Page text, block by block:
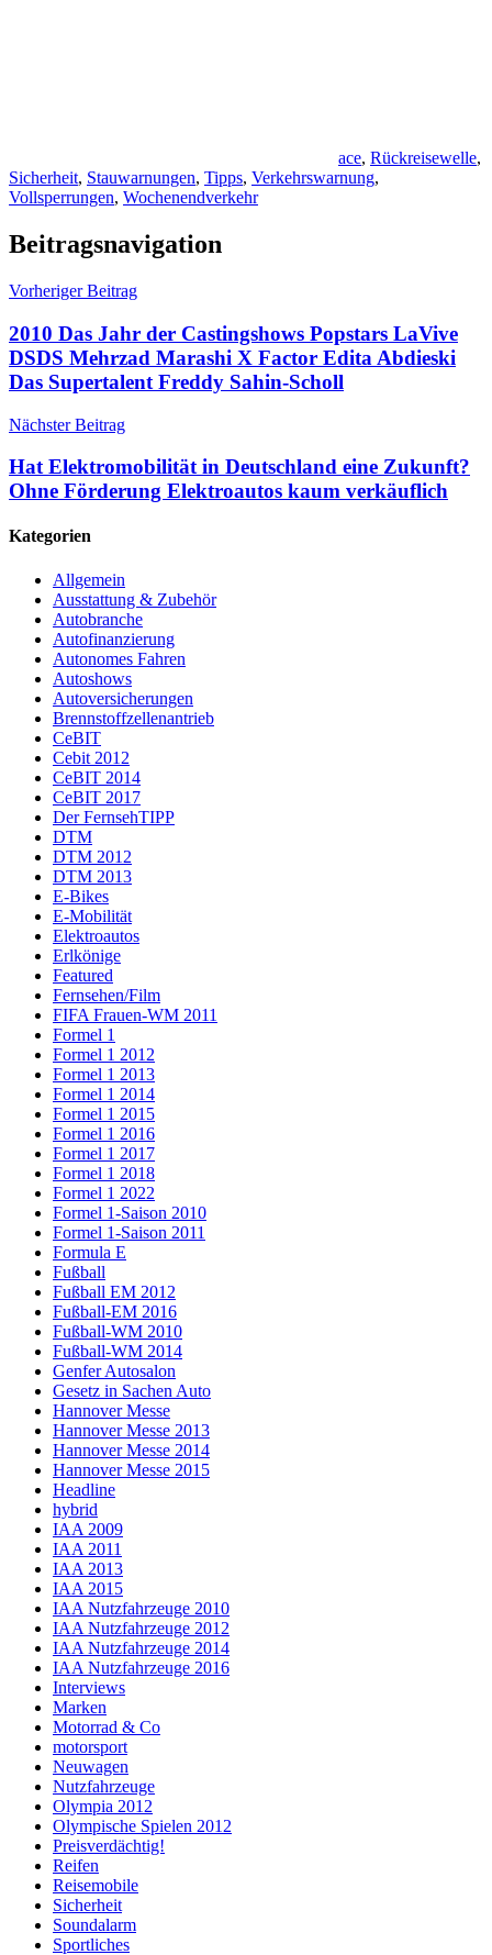
ace, Rückreisewelle,
Sicherheit, Stauwarnungen, Tipps, Verkehrswarnung,
Vollsperrungen, Wochenendverkehr
Beitragsnavigation
Vorheriger Beitrag
2010 Das Jahr der Castingshows Popstars LaVive
DSDS Mehrzad Marashi X Factor Edita Abdieski
Das Supertalent Freddy Sahin-Scholl
Nächster Beitrag
Hat Elektromobilität in Deutschland eine Zukunft?
Ohne Förderung Elektroautos kaum verkäuflich
Kategorien
Allgemein
Ausstattung & Zubehör
Autobranche
Autofinanzierung
Autonomes Fahren
Autoshows
Autoversicherungen
Brennstoffzellenantrieb
CeBIT
Cebit 2012
CeBIT 2014
CeBIT 2017
Der FernsehTIPP
DTM
DTM 2012
DTM 2013
E-Bikes
E-Mobilität
Elektroautos
Erlkönige
Featured
Fernsehen/Film
FIFA Frauen-WM 2011
Formel 1
Formel 1 2012
Formel 1 2013
Formel 1 2014
Formel 1 2015
Formel 1 2016
Formel 1 2017
Formel 1 2018
Formel 1 2022
Formel 1-Saison 2010
Formel 1-Saison 2011
Formula E
Fußball
Fußball EM 2012
Fußball-EM 2016
Fußball-WM 2010
Fußball-WM 2014
Genfer Autosalon
Gesetz in Sachen Auto
Hannover Messe
Hannover Messe 2013
Hannover Messe 2014
Hannover Messe 2015
Headline
hybrid
IAA 2009
IAA 2011
IAA 2013
IAA 2015
IAA Nutzfahrzeuge 2010
IAA Nutzfahrzeuge 2012
IAA Nutzfahrzeuge 2014
IAA Nutzfahrzeuge 2016
Interviews
Marken
Motorrad & Co
motorsport
Neuwagen
Nutzfahrzeuge
Olympia 2012
Olympische Spielen 2012
Preisverdächtig!
Reifen
Reisemobile
Sicherheit
Soundalarm
Sportliches